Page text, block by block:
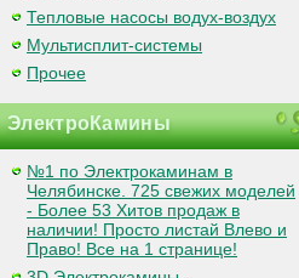
Тепловые насосы водух-воздух
Мультисплит-системы
Прочее
ЭлектроКамины
№1 по Электрокаминам в
Челябинске. 725 свежих моделей
- Более 53 Хитов продаж в
наличии! Просто листай Влево и
Право! Все на 1 странице!